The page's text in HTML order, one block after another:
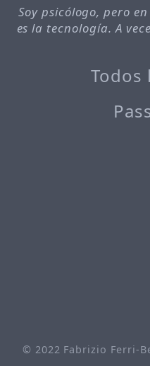
Soy psicólogo, pero
es la tecnología. A
Todos
© 2022 Fabrizio Ferri-